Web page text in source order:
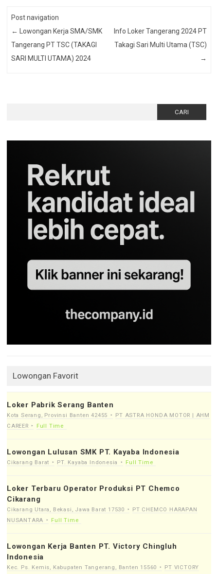
Post navigation
←
Lowongan Kerja SMA/SMK
Tangerang PT TSC (TAKAGI
SARI MULTI UTAMA) 2024
Info Loker Tangerang 2024 PT
Takagi Sari Multi Utama (TSC)
→
Lowongan Favorit
Loker Pabrik Serang Banten
Kota Serang, Provinsi Banten 42455
PT ASTRA HONDA MOTOR | AHM
CAREER
Full Time
Lowongan Lulusan SMK PT. Kayaba Indonesia
Cikarang Barat PT. Kayaba Indonesia Full Time
Loker Terbaru Operator Produksi PT Chemco
Cikarang
Cikarang Utara, Bekasi, Jawa Barat 17530
PT CHEMCO HARAPAN
NUSANTARA
Full Time
Lowongan Kerja Banten PT. Victory Chingluh
Indonesia
Kec. Ps. Kemis, Kabupaten Tangerang, Banten 15560
PT VICTORY